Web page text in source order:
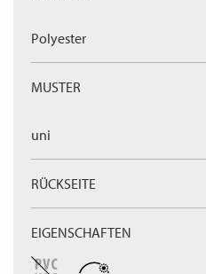
Polyester
MUSTER
uni
RÜCKSEITE
EIGENSCHAFTEN